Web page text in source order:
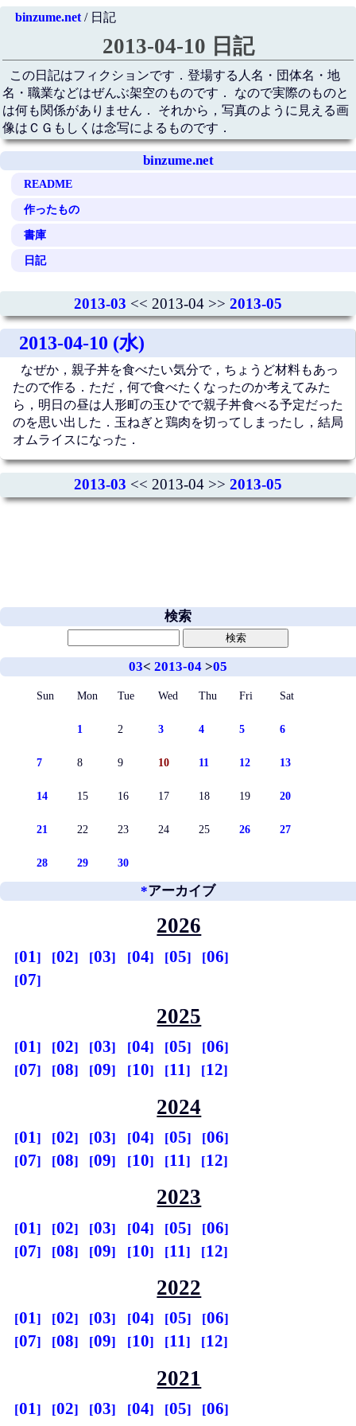
binzume.net/ 日記
2013-04-10 日記
この日記はフィクションです．登場する人名・団体名・地
名・職業などはぜんぶ架空のものです． なので実際のものと
は何も関係がありません． それから，写真のように見える画
像はＣＧもしくは念写によるものです．
binzume.net
README
作ったもの
書庫
日記
2013-03 << 2013-04 >> 2013-05
2013-04-10 (水)
なぜか，親子丼を食べたい気分で，ちょうど材料もあっ
たので作る．ただ，何で食べたくなったのか考えてみた
ら，明日の昼は人形町の玉ひでで親子丼食べる予定だった
のを思い出した．玉ねぎと鶏肉を切ってしまったし，結局
オムライスになった．
2013-03 << 2013-04 >> 2013-05
検索
03< 2013-04 >05
Sun Mon Tue Wed Thu Fri Sat
1 2 3 4 5 6
7 8 9 10 11 12 13
14 15 16 17 18 19 20
21 22 23 24 25 26 27
28 29 30
*アーカイブ
2026
01 02 03 04 05
06
07
2025
01 02 03 04 05
06
07
08 09 10 11 12
2024
01 02 03 04 05
06
07
08 09 10 11 12
2023
01 02 03 04 05
06
07
08 09 10 11 12
2022
01 02 03 04 05
06
07
08 09 10 11 12
2021
01 02 03 04 05
06